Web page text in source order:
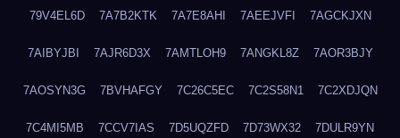
79V4EL6D 7A7B2KTK 7A7E8AHI 7AEEJVFI 7AGCKJXN
7AIBYJBI 7AJR6D3X 7AMTLOH9 7ANGKL8Z 7AOR3BJY
7AOSYN3G 7BVHAFGY 7C26C5EC 7C2S58N1 7C2XDJQN
7C4MI5MB 7CCV7IAS 7D5UQZFD 7D73WX32 7DULR9YN